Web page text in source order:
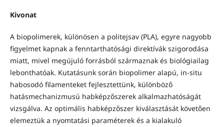
Kivonat
A biopolimerek, különösen a politejsav (PLA), egyre nagyobb
figyelmet kapnak a fenntarthatósági direktívák szigorodása
miatt, mivel megújuló forrásból származnak és biológiailag
lebonthatóak. Kutatásunk során biopolimer alapú, in-situ
habosodó filamenteket fejlesztettünk, különböző
hatásmechanizmusú habképzőszerek alkalmazhatóságát
vizsgálva. Az optimális habképzőszer kiválasztását követően
elemeztük a nyomtatási paraméterek és a kialakuló